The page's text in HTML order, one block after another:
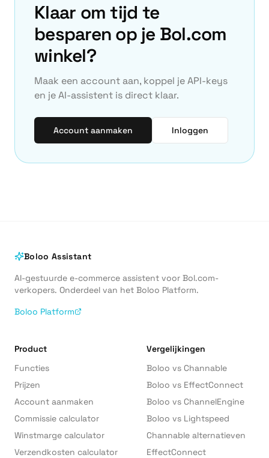
Klaar om tijd te
besparen op je Bol.com
winkel?
Maak een account aan, koppel je API-keys
en je AI-assistent is direct klaar.
Account aanmaken Inloggen
Boloo Assistant
AI-gestuurde e-commerce assistent voor Bol.com-
verkopers. Onderdeel van het Boloo Platform.
Boloo Platform
Product
Functies
Prijzen
Account aanmaken
Commissie calculator
Winstmarge calculator
Verzendkosten calculator
Vergelijkingen
Boloo vs Channable
Boloo vs EffectConnect
Boloo vs ChannelEngine
Boloo vs Lightspeed
Channable alternatieven
EffectConnect